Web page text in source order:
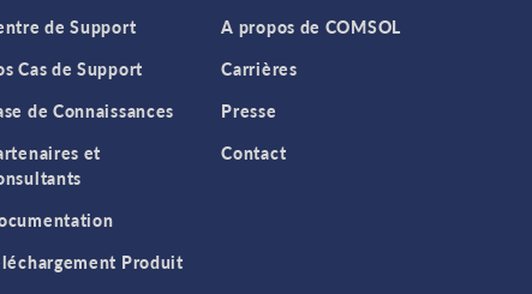
de Support
Cas de Support
de Connaissances
et
Produit
A propos de COMSOL
Carrières
Presse
Contact